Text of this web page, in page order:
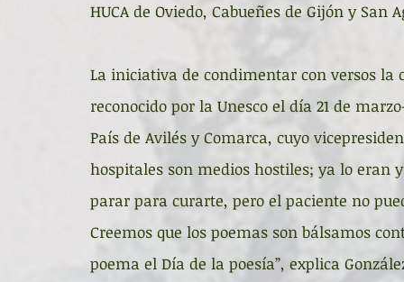
HUCA de Oviedo, Cabueñes de Gijón y San
La iniciativa de condimentar con versos
reconocido por la Unesco el día 21 de
País de Avilés y Comarca, cuyo
hospitales son medios hostiles; ya lo eran
parar para curarte, pero el paciente no
Creemos que los poemas son bálsamos
poema el Día de la poesía”, explica